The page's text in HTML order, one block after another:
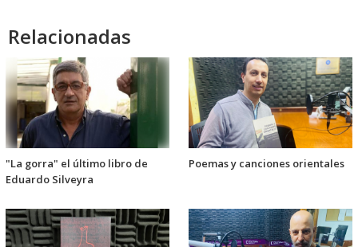
Relacionadas
"La gorra" el último libro de
Eduardo Silveyra
Poemas y canciones orientales